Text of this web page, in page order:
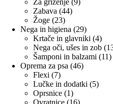
Za grizenje 9
Zabava 4444
Žoge 2323
izdelkov
Nega in higiena 2929
izdelkov
Krtače in glavniki 44
Nega oči, ušes in zob
Šamponi in balzami 1111
Oprema za psa 4646
Flexi 77
izdelkov
Lučke in dodatki 55
Oprsnice 11
izdelek
Ovratnice 1616